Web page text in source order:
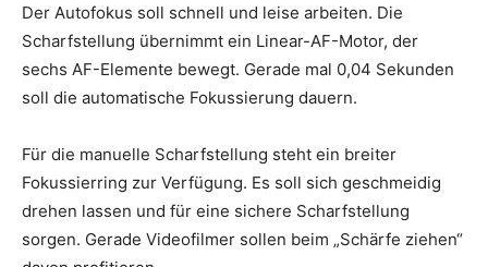
Der Autofokus soll schnell und leise arbeiten. Die
Scharfstellung übernimmt ein Linear-AF-Motor, der
sechs AF-Elemente bewegt. Gerade mal 0,04 Sekunden
soll die automatische Fokussierung dauern.
Für die manuelle Scharfstellung steht ein breiter
Fokussierring zur Verfügung. Es soll sich geschmeidig
drehen lassen und für eine sichere Scharfstellung
sorgen. Gerade Videofilmer sollen beim „Schärfe ziehen“